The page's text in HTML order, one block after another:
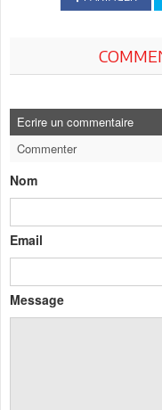
Ecrire un commentaire
Commenter
Nom
Email
Message